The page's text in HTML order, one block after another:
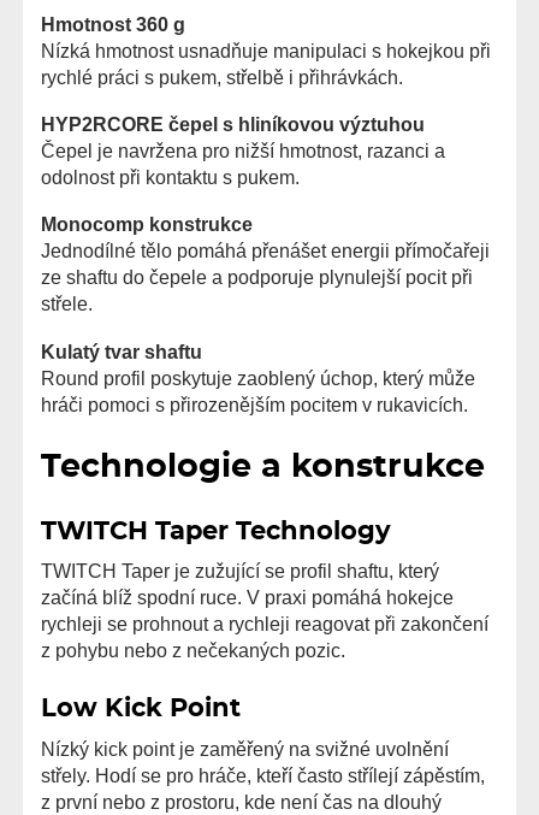
Hmotnost 360 g
Nízká hmotnost usnadňuje manipulaci s hokejkou při
rychlé práci s pukem, střelbě i přihrávkách.
HYP2RCORE čepel s hliníkovou výztuhou
Čepel je navržena pro nižší hmotnost, razanci a
odolnost při kontaktu s pukem.
Monocomp konstrukce
Jednodílné tělo pomáhá přenášet energii přímočařeji
ze shaftu do čepele a podporuje plynulejší pocit při
střele.
Kulatý tvar shaftu
Round profil poskytuje zaoblený úchop, který může
hráči pomoci s přirozenějším pocitem v rukavicích.
Technologie a konstrukce
TWITCH Taper Technology
TWITCH Taper je zužující se profil shaftu, který
začíná blíž spodní ruce. V praxi pomáhá hokejce
rychleji se prohnout a rychleji reagovat při zakončení
z pohybu nebo z nečekaných pozic.
Low Kick Point
Nízký kick point je zaměřený na svižné uvolnění
střely. Hodí se pro hráče, kteří často střílejí zápěstím,
z první nebo z prostoru, kde není čas na dlouhý